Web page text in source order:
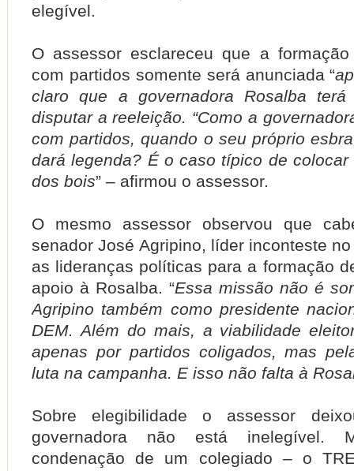
elegível.
O assessor esclareceu que a
com partidos somente será anunciada “
claro que a governadora Rosalba
disputar a reeleição. “Como a
com partidos, quando o seu próprio
dará legenda? É o caso típico de
dos bois” – afirmou o assessor.
O mesmo assessor observou que
senador José Agripino, líder inconteste
as lideranças políticas para a formação
apoio à Rosalba. “Essa missão não é
Agripino também como presidente
DEM. Além do mais, a viabilidade
apenas por partidos coligados, mas
luta na campanha. E isso não falta à
Sobre elegibilidade o assessor
governadora não está inelegível.
condenação de um colegiado – o